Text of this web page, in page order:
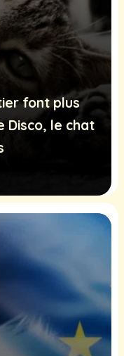
font plus
Disco, le chat